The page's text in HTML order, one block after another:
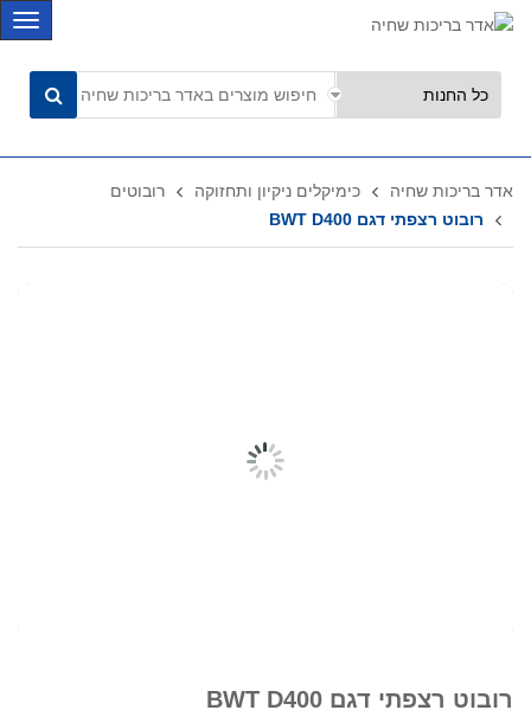
C
t
o
אדר בריכות שחיה כימיקלים ניקיון ותחזוקה
רובוטים
רובוט רצפתי דגם BWT D400
רובוט רצפתי דגם BWT D400